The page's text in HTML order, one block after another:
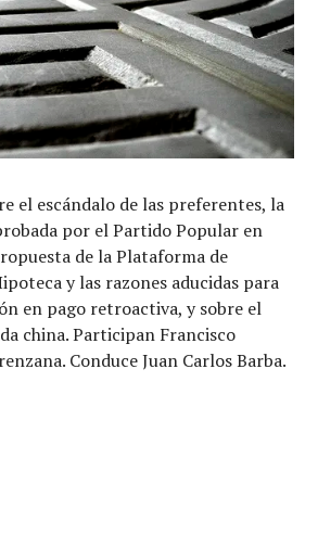
el escándalo de las preferentes, la
por el Partido Popular en
de la Plataforma de
y las razones aducidas para
en pago retroactiva, y sobre el
china. Participan Francisco
Conduce Juan Carlos Barba.